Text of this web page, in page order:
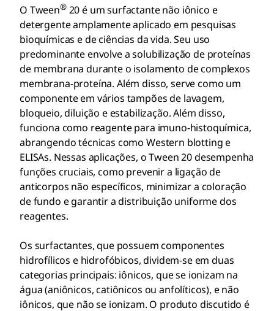
O Tween®20 é um surfactante não iônico e
detergente amplamente aplicado em pesquisas
bioquímicas e de ciências da vida. Seu uso
predominante envolve a solubilização de proteínas
de membrana durante o isolamento de complexos
membrana-proteína. Além disso, serve como um
componente em vários tampões de lavagem,
bloqueio, diluição e estabilização. Além disso,
funciona como reagente para imuno-histoquímica,
abrangendo técnicas como Western blotting e
ELISAs. Nessas aplicações, o Tween 20 desempenha
funções cruciais, como prevenir a ligação de
anticorpos não específicos, minimizar a coloração
de fundo e garantir a distribuição uniforme dos
reagentes.
Os surfactantes, que possuem componentes
hidrofílicos e hidrofóbicos, dividem-se em duas
categorias principais: iônicos, que se ionizam na
água (aniônicos, catiônicos ou anfolíticos), e não
iônicos, que não se ionizam. O produto discutido é